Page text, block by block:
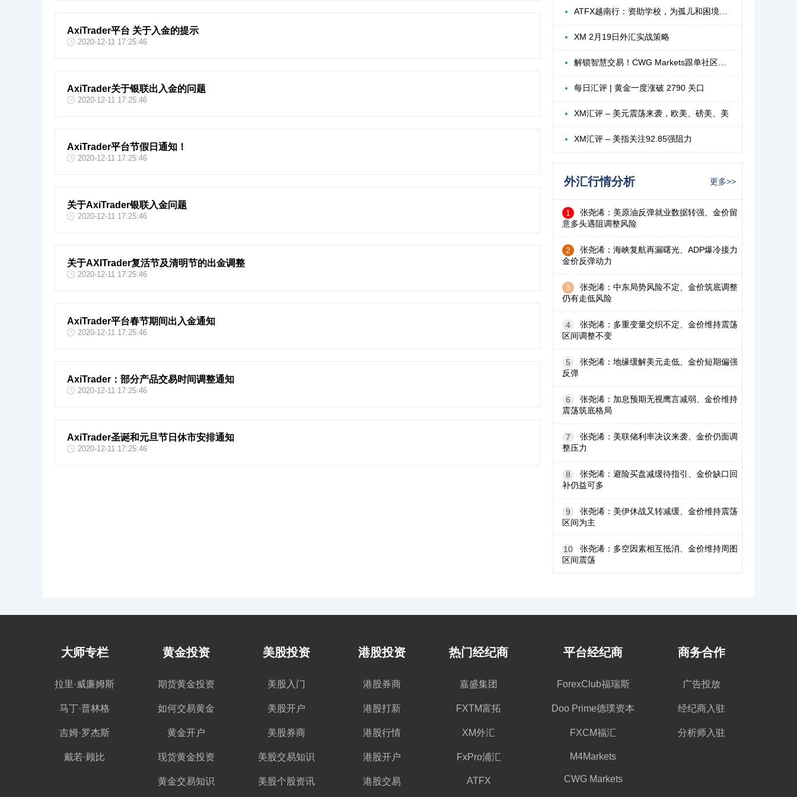
AxiTrader平台 关于入金的提示
2020-12-11 17:25:46
AxiTrader关于银联出入金的问题
2020-12-11 17:25:46
AxiTrader平台节假日通知！
2020-12-11 17:25:46
关于AxiTrader银联入金问题
2020-12-11 17:25:46
关于AXITrader复活节及清明节的出金调整
2020-12-11 17:25:46
AxiTrader平台春节期间出入金通知
2020-12-11 17:25:46
AxiTrader：部分产品交易时间调整通知
2020-12-11 17:25:46
AxiTrader圣诞和元旦节日休市安排通知
2020-12-11 17:25:46
XM 2月19日外汇实战策略
每日汇评 | 黄金一度涨破 2790 关口
XM汇评 – 美元震荡来袭，欧美、磅美、美
XM汇评 – 美指关注92.85强阻力
外汇行情分析 更多>>
1
张尧浠：美原油反弹就业数据转强、金价留
意多头遇阻调整风险
2
张尧浠：海峡复航再漏曙光、ADP爆冷接力
金价反弹动力
3
张尧浠：中东局势风险不定、金价筑底调整
仍有走低风险
4
张尧浠：多重变量交织不定、金价维持震荡
区间调整不变
5
张尧浠：地缘缓解美元走低、金价短期偏强
反弹
6
张尧浠：加息预期无视鹰言减弱、金价维持
震荡筑底格局
7
张尧浠：美联储利率决议来袭、金价仍面调
整压力
8
张尧浠：避险买盘减缓待指引、金价缺口回
补仍益可多
9
张尧浠：美伊休战又转减缓、金价维持震荡
区间为主
10
张尧浠：多空因素相互抵消、金价维持周图
区间震荡
大师专栏
拉里·威廉姆斯
马丁·普林格
吉姆·罗杰斯
戴若·顾比
黄金投资
期货黄金投资
如何交易黄金
黄金开户
现货黄金投资
黄金交易知识
美股投资
美股入门
美股开户
美股券商
美股交易知识
美股个股资讯
港股投资
港股券商
港股打新
港股行情
港股开户
港股交易
热门经纪商
嘉盛集团
FXTM富拓
XM外汇
FxPro浦汇
ATFX
平台经纪商
ForexClub福瑞斯
Doo Prime德璞资本
FXCM福汇
M4Markets
CWG Markets
商务合作
广告投放
经纪商入驻
分析师入驻